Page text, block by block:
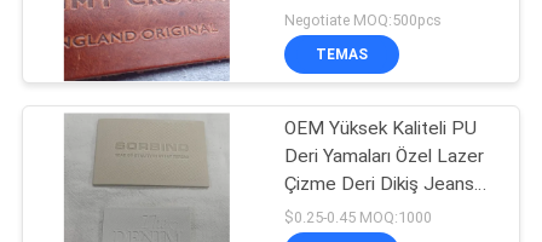
Negotiate MOQ:500pcs
TEMAS
OEM Yüksek Kaliteli PU
Deri Yamaları Özel Lazer
Çizme Deri Dikiş Jeans
Ceket Baskı Rozet
$0.25-0.45 MOQ:1000